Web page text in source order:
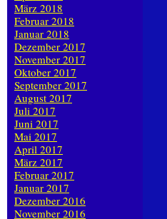
März 2018
Februar 2018
Januar 2018
Dezember 2017
November 2017
Oktober 2017
September 2017
August 2017
Juli 2017
Juni 2017
Mai 2017
April 2017
März 2017
Februar 2017
Januar 2017
Dezember 2016
November 2016